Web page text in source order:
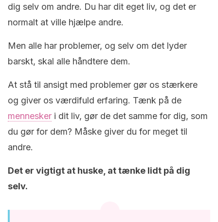
dig selv om andre. Du har dit eget liv, og det er
normalt at ville hjælpe andre.
Men alle har problemer, og selv om det lyder
barskt, skal alle håndtere dem.
At stå til ansigt med problemer gør os stærkere
og giver os værdifuld erfaring. Tænk på de
mennesker i dit liv, gør de det samme for dig, som
du gør for dem? Måske giver du for meget til
andre.
Det er vigtigt at huske, at tænke lidt på dig
selv.